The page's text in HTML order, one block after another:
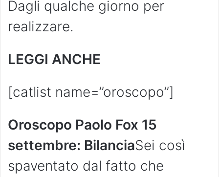
Dagli qualche giorno per
realizzare.
LEGGI ANCHE
[catlist name=”oroscopo”]
Oroscopo Paolo Fox 15
settembre: BilanciaSei così
spaventato dal fatto che